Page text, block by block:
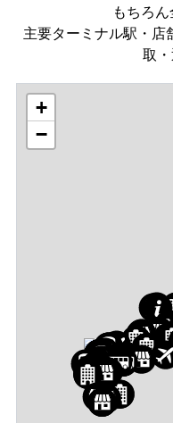
もちろん
主要ターミナル駅・店
取・
+
−